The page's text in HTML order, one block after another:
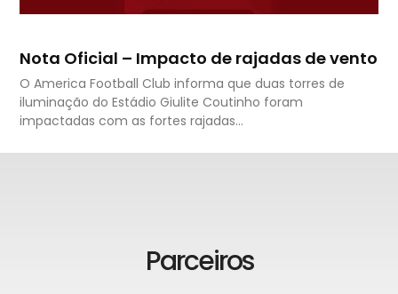
Nota Oficial – Impacto de rajadas de vento
O America Football Club informa que duas torres de
iluminação do Estádio Giulite Coutinho foram
impactadas com as fortes rajadas…
Parceiros